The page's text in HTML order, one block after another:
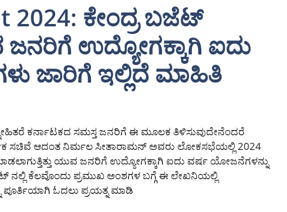
2024: ಕೇಂದ್ರ ಬಜೆಟ್
ಜನರಿಗೆ ಉದ್ಯೋಗಕ್ಕಾಗಿ ಐದು
ಜಾರಿಗೆ ಇಲ್ಲಿದೆ ಮಾಹಿತಿ
ಕರ್ನಾಟಕದ ಸಮಸ್ತ ಜನರಿಗೆ ಈ ಮೂಲಕ ತಿಳಿಸುವುದೇನೆಂದರೆ
ಸಚಿವೆ ಆದಂತ ನಿರ್ಮಲ ಸೀತಾರಾಮನ್ ಅವರು ಲೋಕಸಭೆಯಲ್ಲಿ 2024
ಯುವ ಜನರಿಗೆ ಉದ್ಯೋಗಕ್ಕಾಗಿ ಐದು ವರ್ಷ ಯೋಜನೆಗಳನ್ನು
ನಲ್ಲಿ ಕೆಲವೊಂದು ಪ್ರಮುಖ ಅಂಶಗಳ ಬಗ್ಗೆ ಈ ಲೇಖನಿಯಲ್ಲಿ
ಪೂರ್ತಿಯಾಗಿ ಓದಲು ಪ್ರಯತ್ನ ಮಾಡಿ